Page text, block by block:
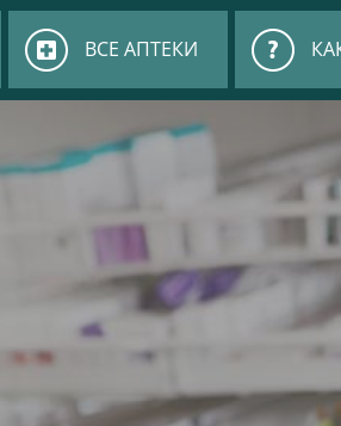
ВСЕ АПТЕКИ